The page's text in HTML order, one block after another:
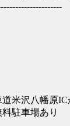
米沢八幡原IC
駐車場あり